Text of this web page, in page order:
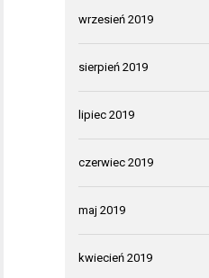
wrzesień 2019
sierpień 2019
lipiec 2019
czerwiec 2019
maj 2019
kwiecień 2019